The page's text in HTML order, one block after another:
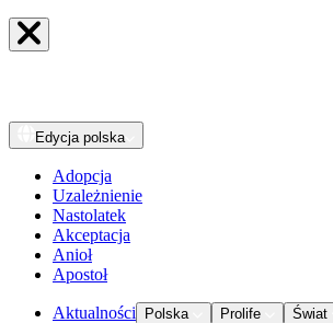
Edycja polska
Adopcja
Uzależnienie
Nastolatek
Akceptacja
Anioł
Apostoł
Aktualności Polska Prolife Świat